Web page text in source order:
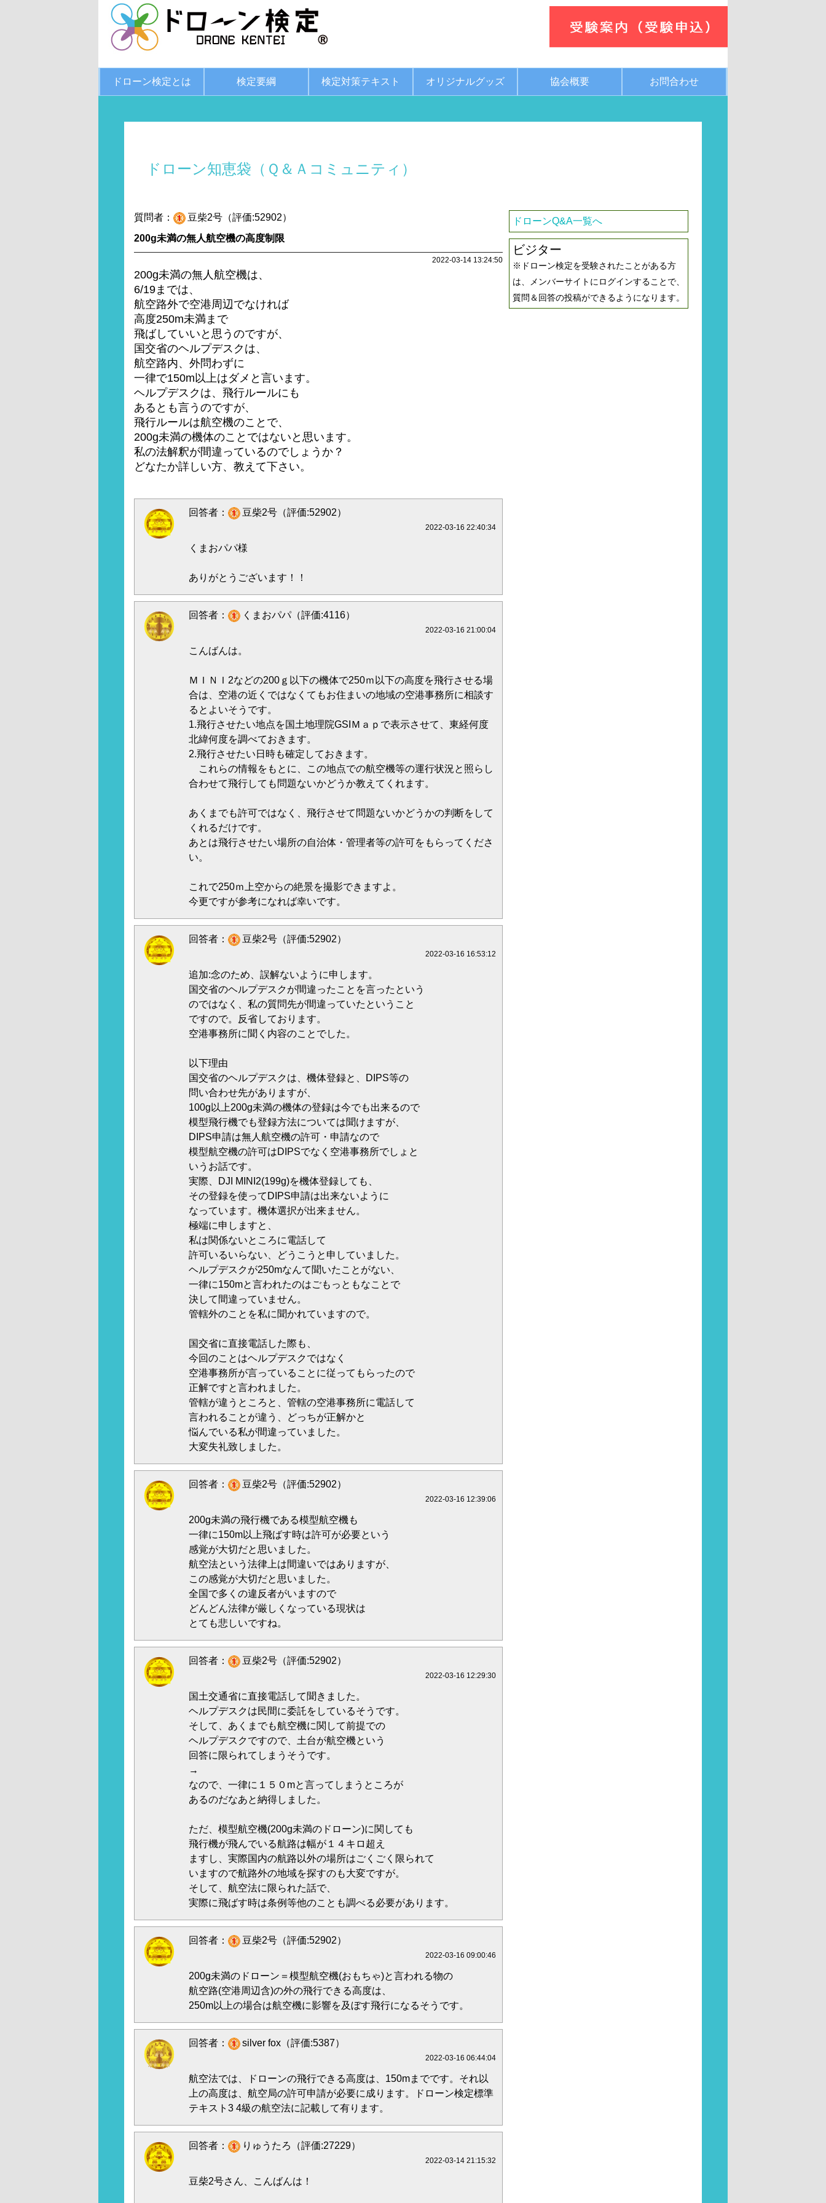
ドローン検定とは 検定要綱 検定対策テキスト オリジナルグッズ 協会概要 お問合わせ
ドローン知恵袋（Ｑ＆Ａコミュニティ）
質問者：
豆柴2号（評価:52902）
200g未満の無人航空機の高度制限
2022-03-14 13:24:50
200g未満の無人航空機は、
6/19までは、
航空路外で空港周辺でなければ
高度250m未満まで
飛ばしていいと思うのですが、
国交省のヘルプデスクは、
航空路内、外問わずに
一律で150m以上はダメと言います。
ヘルプデスクは、飛行ルールにも
あるとも言うのですが、
飛行ルールは航空機のことで、
200g未満の機体のことではないと思います。
私の法解釈が間違っているのでしょうか？
どなたか詳しい方、教えて下さい。
回答者： 豆柴2号（評価:52902）
2022-03-16 22:40:34
くまおパパ様
ありがとうございます！！
回答者： くまおパパ（評価:4116）
2022-03-16 21:00:04
こんばんは。
ＭＩＮＩ2などの200ｇ以下の機体で250ｍ以下の高度を飛行させる場
合は、空港の近くではなくてもお住まいの地域の空港事務所に相談す
るとよいそうです。
1.飛行させたい地点を国土地理院GSIＭａｐで表示させて、東経何度
北緯何度を調べておきます。
2.飛行させたい日時も確定しておきます。
これらの情報をもとに、この地点での航空機等の運行状況と照らし
合わせて飛行しても問題ないかどうか教えてくれます。
あくまでも許可ではなく、飛行させて問題ないかどうかの判断をして
くれるだけです。
あとは飛行させたい場所の自治体・管理者等の許可をもらってくださ
い。
これで250ｍ上空からの絶景を撮影できますよ。
今更ですが参考になれば幸いです。
回答者： 豆柴2号（評価:52902）
2022-03-16 16:53:12
追加:念のため、誤解ないように申します。
国交省のヘルプデスクが間違ったことを言ったという
のではなく、私の質問先が間違っていたということ
ですので。反省しております。
空港事務所に聞く内容のことでした。
以下理由
国交省のヘルプデスクは、機体登録と、DIPS等の
問い合わせ先がありますが、
100g以上200g未満の機体の登録は今でも出来るので
模型飛行機でも登録方法については聞けますが、
DIPS申請は無人航空機の許可・申請なので
模型航空機の許可はDIPSでなく空港事務所でしょと
いうお話です。
実際、DJI MINI2(199g)を機体登録しても、
その登録を使ってDIPS申請は出来ないように
なっています。機体選択が出来ません。
極端に申しますと、
私は関係ないところに電話して
許可いるいらない、どうこうと申していました。
ヘルプデスクが250mなんて聞いたことがない、
一律に150mと言われたのはごもっともなことで
決して間違っていません。
管轄外のことを私に聞かれていますので。
国交省に直接電話した際も、
今回のことはヘルプデスクではなく
空港事務所が言っていることに従ってもらったので
正解ですと言われました。
管轄が違うところと、管轄の空港事務所に電話して
言われることが違う、どっちが正解かと
悩んでいる私が間違っていました。
大変失礼致しました。
回答者： 豆柴2号（評価:52902）
2022-03-16 12:39:06
200g未満の飛行機である模型航空機も
一律に150m以上飛ばす時は許可が必要という
感覚が大切だと思いました。
航空法という法律上は間違いではありますが、
この感覚が大切だと思いました。
全国で多くの違反者がいますので
どんどん法律が厳しくなっている現状は
とても悲しいですね。
回答者： 豆柴2号（評価:52902）
2022-03-16 12:29:30
国土交通省に直接電話して聞きました。
ヘルプデスクは民間に委託をしているそうです。
そして、あくまでも航空機に関して前提での
ヘルプデスクですので、土台が航空機という
回答に限られてしまうそうです。
→
なので、一律に１５０mと言ってしまうところが
あるのだなあと納得しました。
ただ、模型航空機(200g未満のドローン)に関しても
飛行機が飛んでいる航路は幅が１４キロ超え
ますし、実際国内の航路以外の場所はごくごく限られて
いますので航路外の地域を探すのも大変ですが。
そして、航空法に限られた話で、
実際に飛ばす時は条例等他のことも調べる必要があります。
回答者： 豆柴2号（評価:52902）
2022-03-16 09:00:46
200g未満のドローン＝模型航空機(おもちゃ)と言われる物の
航空路(空港周辺含)の外の飛行できる高度は、
250m以上の場合は航空機に影響を及ぼす飛行になるそうです。
回答者： silver fox（評価:5387）
2022-03-16 06:44:04
航空法では、ドローンの飛行できる高度は、150mまでです。それ以
上の高度は、航空局の許可申請が必要に成ります。ドローン検定標準
テキスト3 4級の航空法に記載して有ります。
回答者： りゅうたろ（評価:27229）
2022-03-14 21:15:32
豆柴2号さん、こんばんは！
ドローンQ&A一覧へ
ビジター
※ドローン検定を受験されたことがある方
は、メンバーサイトにログインすることで、
質問＆回答の投稿ができるようになります。